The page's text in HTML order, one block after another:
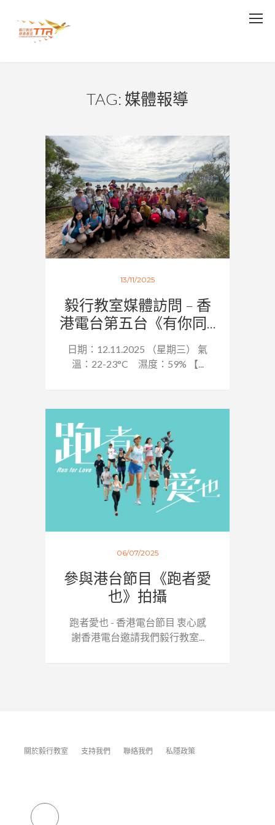
TAG: 媒體報導
13/11/2025
毅行教室媒體訪問 – 香
港電台第五台《有你同...
日期：12.11.2025 （星期三） 氣
溫：22-23°C 濕度：59% 【...
06/07/2025
參與港台節目《跑者愛
也》拍攝
跑者愛也 - 香港電台節目 衷心感
謝香港電台邀請我們毅行教室...
關於毅行教室 支持我們 聯絡我們 私隱政策